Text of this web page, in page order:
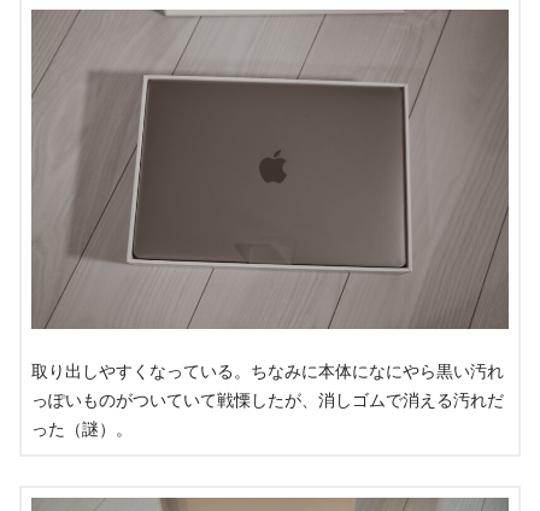
取り出しやすくなっている。ちなみに本体になにやら黒い汚れ
っぽいものがついていて戦慄したが、消しゴムで消える汚れだ
った（謎）。